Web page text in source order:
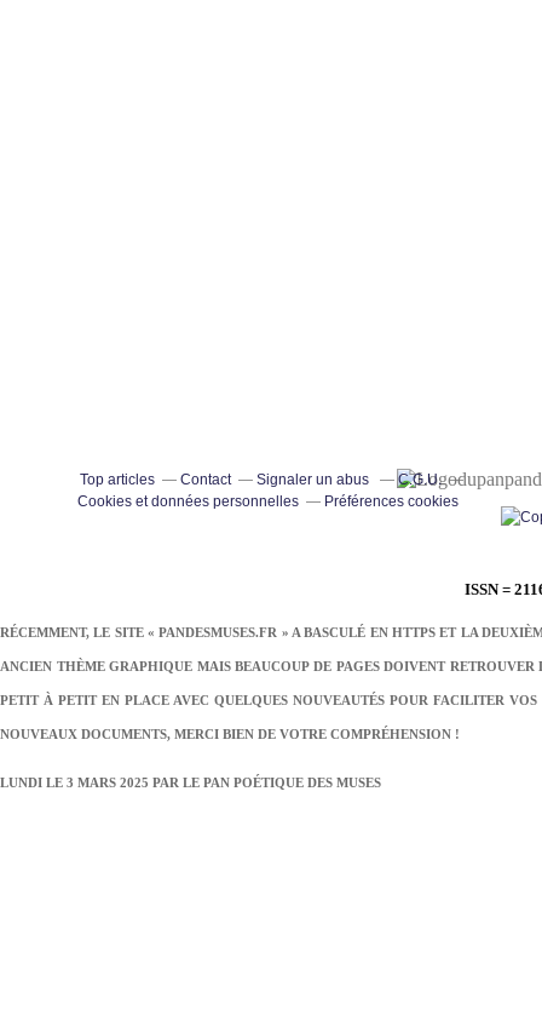
ISSN =
RÉCEMMENT, LE SITE « PANDESMUSES.FR » A BASCULÉ EN HTTPS ET LA
ANCIEN THÈME GRAPHIQUE MAIS BEAUCOUP DE PAGES DOIVENT
PETIT À PETIT EN PLACE AVEC QUELQUES NOUVEAUTÉS POUR FACILITER
NOUVEAUX DOCUMENTS, MERCI BIEN DE VOTRE COMPRÉHENSION !
LUNDI LE 3 MARS 2025 PAR LE PAN POÉTIQUE DES MUSES
Top articles Contact Signaler un abus
C.G.U.
Cookies et données personnelles
Préférences cookies